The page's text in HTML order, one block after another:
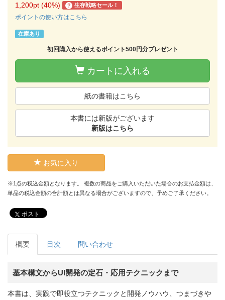
1,200pt (40%) ? 生存戦略セール！
ポイントの使い方はこちら
在庫あり
初回購入から使えるポイント500円分プレゼント
カートに入れる
紙の書籍はこちら
本書には新版がございます
新版はこちら
お気に入り
※1点の税込金額となります。 複数の商品をご購入いただいた場合のお支払金額は、
単品の税込金額の合計額とは異なる場合がございますので、予めご了承ください。
ポスト
概要 目次 問い合わせ
基本構文からUI開発の定石・応用テクニックまで
本書は、実践で即役立つテクニックと開発ノウハウ、つまづきや